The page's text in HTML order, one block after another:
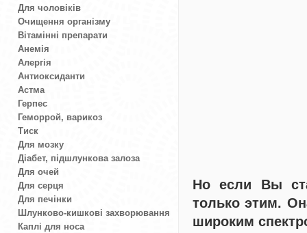
Для чоловіків
Очищення організму
Вітамінні препарати
Анемія
Алергія
Антиоксиданти
Астма
Герпес
Геморрой, варикоз
Тиск
Для мозку
Діабет, підшлункова залоза
Для очей
Для серця
Для печінки
Шлунково-кишкові захворювання
Каплі для носа
Но если Вы
только этим.
широким